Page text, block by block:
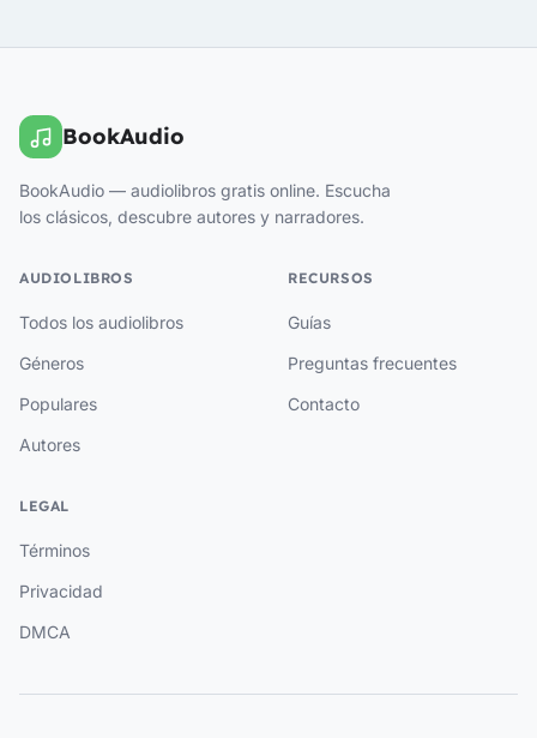
BookAudio
BookAudio — audiolibros gratis online. Escucha
los clásicos, descubre autores y narradores.
AUDIOLIBROS
Todos los audiolibros
Géneros
Populares
Autores
RECURSOS
Guías
Preguntas frecuentes
Contacto
LEGAL
Términos
Privacidad
DMCA